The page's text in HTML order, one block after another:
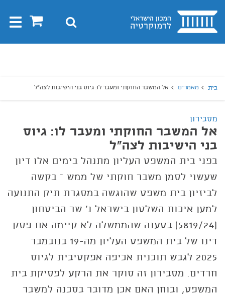
בית 0 חיפוש
בית מאמרים אל המשבר החוקתי ומעבר לו: גיוס בני הישיבות לצה"ל
מסבירון
אל המשבר החוקתי ומעבר לו: גיוס
בני הישיבות לצה"ל
בפני בית המשפט העליון מתנהל בימים אלו דיון
שעשוי לסמן משבר חוקתי של ממש – בקשה
לביזיון בית משפט שהוגשה במסגרת תיק התנועה
למען איכות השלטון בישראל נ' שר הביטחון
(5819/24) בטענה שהממשלה לא קיימה את פסק
דינו של בית המשפט העליון מה-19 בנובמבר
2025 לגבש תוכנית אכיפה אפקטיבית לגיוס
חרדים. מסבירון זה סוקר את הרקע לפסיקת בית
המשפט, ובוחן האם אכן מדובר בסכנה למשבר